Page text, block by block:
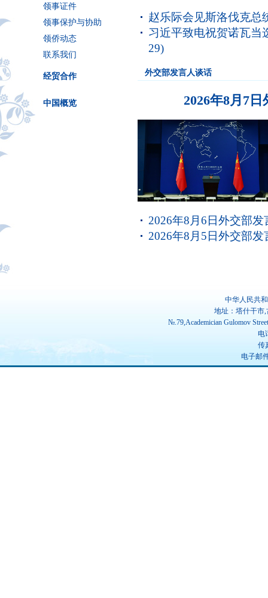
领事证件
领事保护与协助
领侨动态
联系我们
经贸合作
中国概览
赵乐际会见斯洛伐克总
习近平致电祝贺诺瓦当
29)
外交部发言人谈话
2026年8月7
2026年8月6日外交部
2026年8月5日外交部
中华人民共
地址：塔什干市
№.79,Academician Gulomov
电
传
电子邮